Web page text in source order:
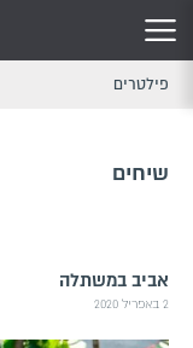
פילטרים
שיחים
אביב במשתלה
2 באפריל 2020